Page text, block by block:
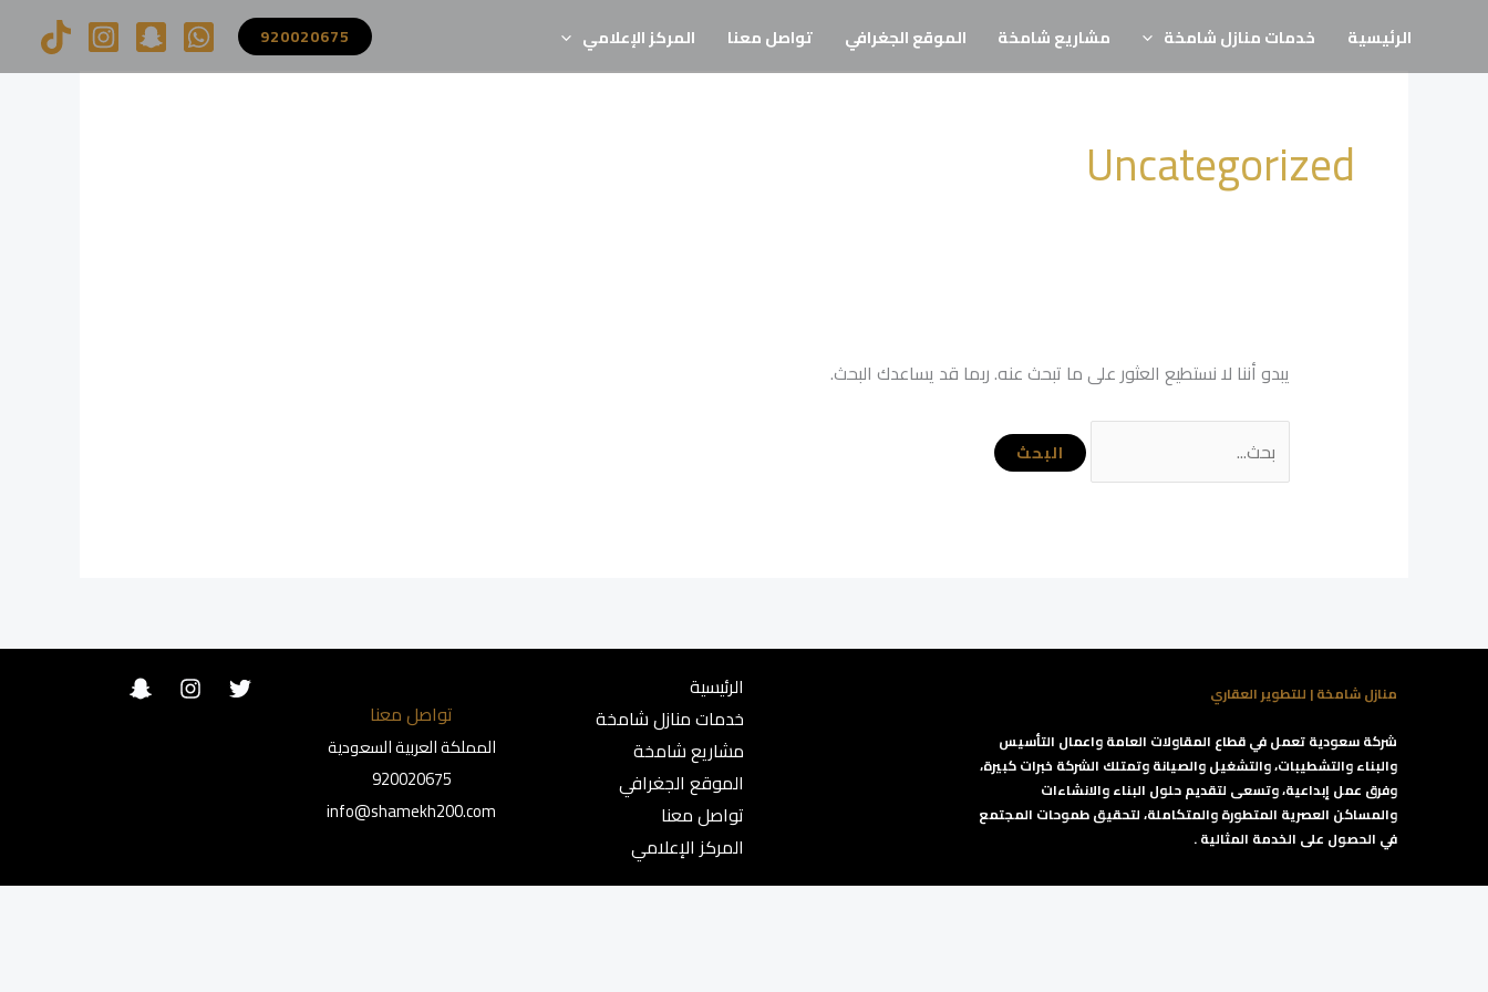
المحتوى
الرئيسية خدمات منازل شامخة مشاريع شامخة الموقع الجغرافي تواصل معنا المركز الإعلامي 920020675
Uncategorized
يبدو أننا لا نستطيع العثور على ما تبحث عنه. ربما قد يساعدك البحث.
عن:
منازل شامخة | للتطوير العقاري
شركة سعودية تعمل في قطاع المقاولات العامة واعمال التأسيس
والبناء والتشطيبات، والتشغيل والصيانة وتمتلك الشركة خبرات كبيرة،
وفرق عمل إبداعية، وتسعى لتقديم حلول البناء والانشاءات
والمساكن العصرية المتطورة والمتكاملة، لتحقيق طموحات المجتمع
في الحصول على الخدمة المثالية .
الرئيسية
خدمات منازل شامخة
مشاريع شامخة
الموقع الجغرافي
تواصل معنا
المركز الإعلامي
تواصل معنا
المملكة العربية السعودية
920020675
info@shamekh200.com